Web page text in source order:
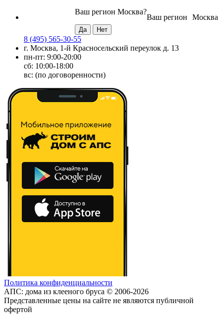
Москва
Ваш регион
Ваш регион Москва?
8 (495) 565-30-55
г. Москва, 1-й Красносельский переулок д. 13
пн-пт: 9:00-20:00
сб: 10:00-18:00
вс: (по договоренности)
Политика конфиденциальности
АПС: дома из клееного бруса © 2006-2026
Представленные цены на сайте не являются публичной
офертой